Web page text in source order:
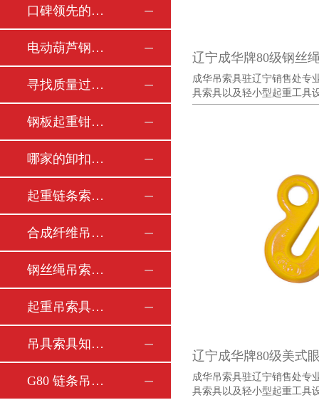
辽宁成华牌80级钢丝
成华吊索具驻辽宁销售处专
具索具以及轻小型起重工具
辽宁成华牌80级美式
成华吊索具驻辽宁销售处专
具索具以及轻小型起重工具
口碑领先的冶金专用吊具供应商有哪些？
电动葫芦钢丝绳哪个品牌耐用评价好？
寻找质量过硬的钢坯夹钳（C型钩）生产厂家
钢板起重钳十大信誉品牌是哪些？
哪家的卸扣（卡环）产品安全可靠口碑佳？
起重链条索具知名品牌盘点
合成纤维吊装带什么牌子比较靠谱？
钢丝绳吊索具口碑好的生产厂家推荐
起重吊索具哪个品牌质量最好？
吊具索具知名品牌排行榜前十名有哪些？
G80 链条吊索具 8T/10T 河北成华机械制造安全可靠